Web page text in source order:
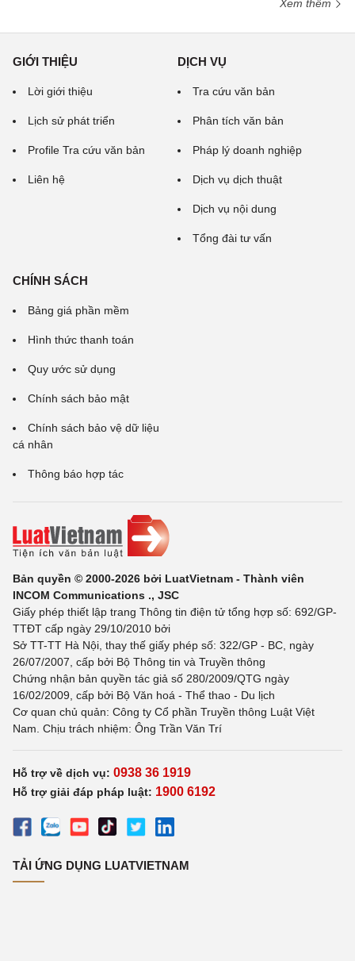
Xem thêm
GIỚI THIỆU
Lời giới thiệu
Lịch sử phát triển
Profile Tra cứu văn bản
Liên hệ
DỊCH VỤ
Tra cứu văn bản
Phân tích văn bản
Pháp lý doanh nghiệp
Dịch vụ dịch thuật
Dịch vụ nội dung
Tổng đài tư vấn
CHÍNH SÁCH
Bảng giá phần mềm
Hình thức thanh toán
Quy ước sử dụng
Chính sách bảo mật
Chính sách bảo vệ dữ liệu
cá nhân
Thông báo hợp tác
Bản quyền © 2000-2026 bởi LuatVietnam - Thành viên
INCOM Communications ., JSC
Giấy phép thiết lập trang Thông tin điện tử tổng hợp số: 692/GP-
TTĐT cấp ngày 29/10/2010 bởi
Sở TT-TT Hà Nội, thay thế giấy phép số: 322/GP - BC, ngày
26/07/2007, cấp bởi Bộ Thông tin và Truyền thông
Chứng nhận bản quyền tác giả số 280/2009/QTG ngày
16/02/2009, cấp bởi Bộ Văn hoá - Thể thao - Du lịch
Cơ quan chủ quản: Công ty Cổ phần Truyền thông Luật Việt
Nam. Chịu trách nhiệm: Ông Trần Văn Trí
Hỗ trợ về dịch vụ: 0938 36 1919
Hỗ trợ giải đáp pháp luật: 1900 6192
TẢI ỨNG DỤNG LUATVIETNAM